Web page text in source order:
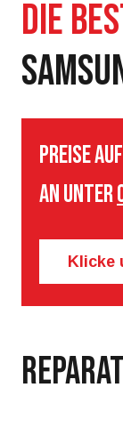
Preise
an unter
Klicke